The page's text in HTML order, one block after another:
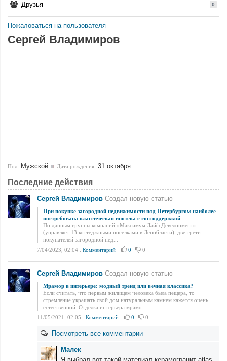
Друзья
0
Пожаловаться на пользователя
Сергей Владимиров
Пол: Мужской Дата рождения: 31 октября
Последние действия
Сергей Владимиров Создал новую статью
При покупке загородной недвижимости под Петербургом наиболее
востребована классическая ипотека с господдержкой
По данным группы компаний «Максимум Лайф Девелопмент»
(управляет 13 коттеджными поселками в Ленобласти), две трети
покупателей загородной нед...
7/04/2023, 02:04
Комментарий 0 0
Сергей Владимиров Создал новую статью
Мрамор в интерьере: модный тренд или вечная классика?
Если считать, что первым жилищем человека была пещера, то
стремление украшать свой дом натуральным камнем кажется очень
естественной. Отделка интерьера мрамо...
11/05/2021, 02:05
Комментарий 0 0
Посмотреть все комментарии
Малек